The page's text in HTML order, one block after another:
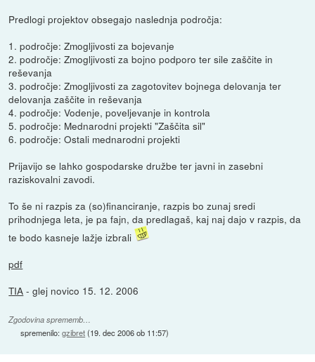
Predlogi projektov obsegajo naslednja področja:
1. področje: Zmogljivosti za bojevanje
2. področje: Zmogljivosti za bojno podporo ter sile zaščite in
reševanja
3. področje: Zmogljivosti za zagotovitev bojnega delovanja ter
delovanja zaščite in reševanja
4. področje: Vodenje, poveljevanje in kontrola
5. področje: Mednarodni projekti "Zaščita sil"
6. področje: Ostali mednarodni projekti
Prijavijo se lahko gospodarske družbe ter javni in zasebni
raziskovalni zavodi.
To še ni razpis za (so)financiranje, razpis bo zunaj sredi
prihodnjega leta, je pa fajn, da predlagaš, kaj naj dajo v razpis, da
te bodo kasneje lažje izbrali
pdf
TIA - glej novico 15. 12. 2006
Zgodovina sprememb…
spremenilo:gzibret(19. dec 2006 ob 11:57)